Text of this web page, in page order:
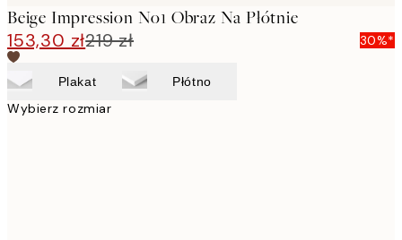
Beige Impression No1 Obraz Na Płótnie
153,30 zł219 zł 30%*
Plakat Płótno
Wybierz rozmiar